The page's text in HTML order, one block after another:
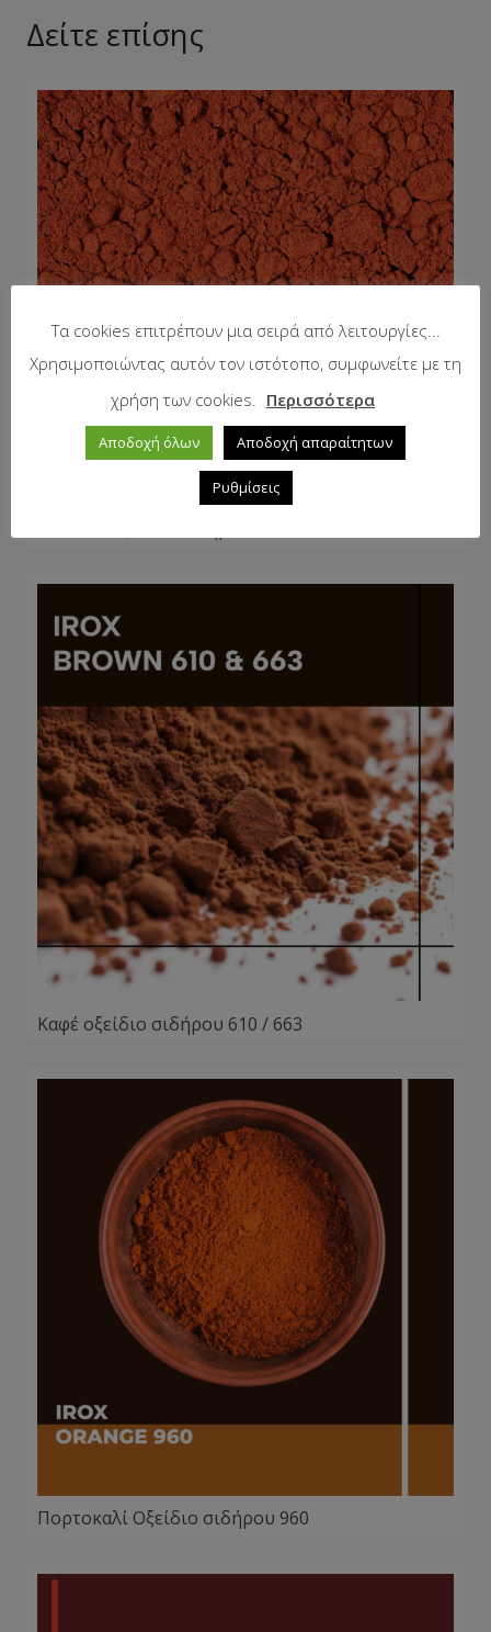
Δείτε επίσης
Καφέ οξείδιο σιδήρου 610 / 663
Πορτοκαλί Οξείδιο σιδήρου 960
Τα cookies επιτρέπουν μια σειρά από λειτουργίες...
Χρησιμοποιώντας αυτόν τον ιστότοπο, συμφωνείτε με τη
χρήση των cookies.
Περισσότερα
Αποδοχή όλων Αποδοχή απαραίτητων
Ρυθμίσεις